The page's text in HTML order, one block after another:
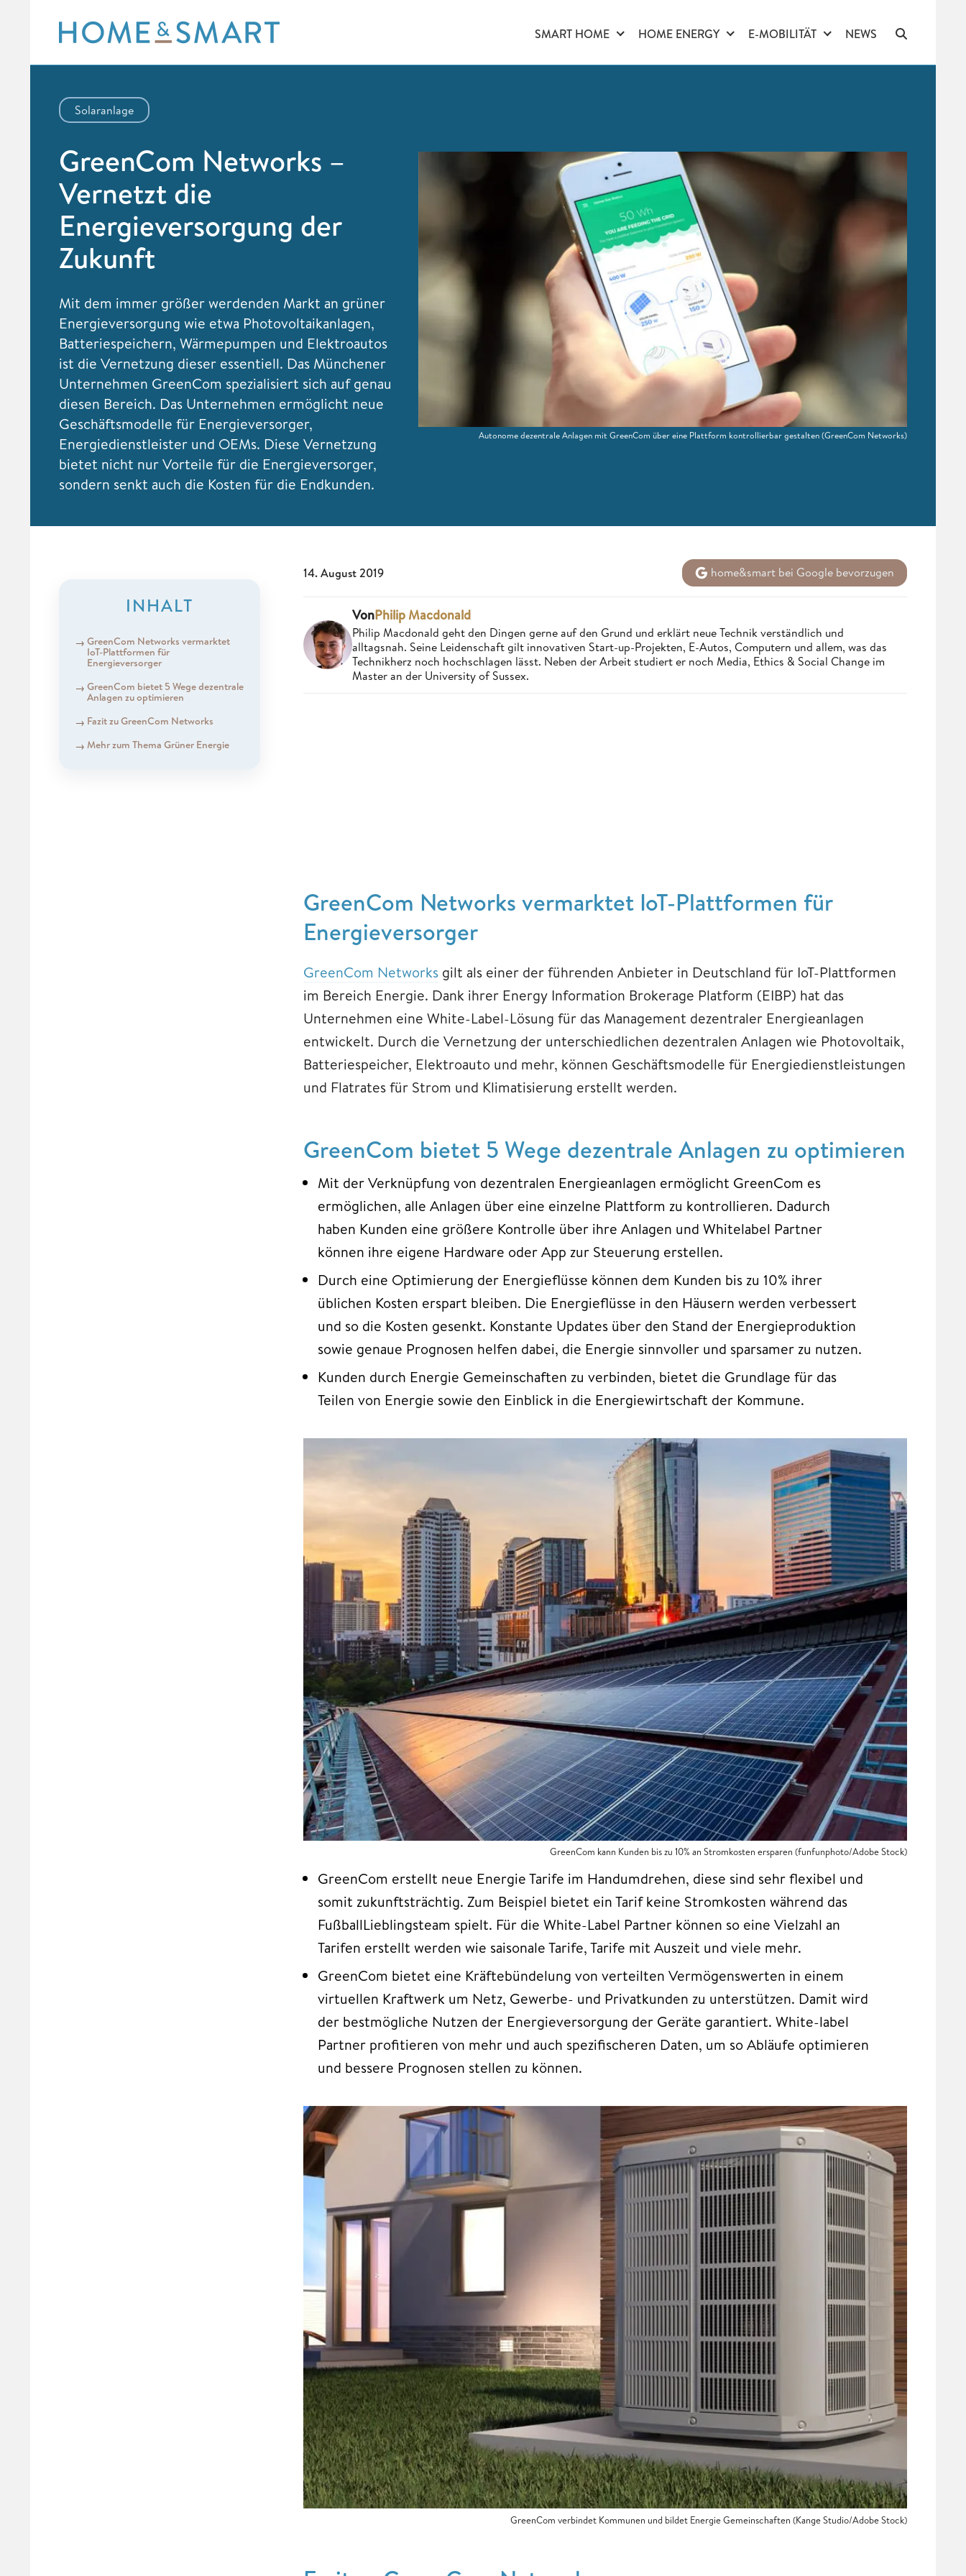
content
SMART HOME HOME ENERGY E-MOBILITÄT NEWS
Solaranlage
GreenCom Networks –
Vernetzt die
Energieversorgung der
Zukunft
Mit dem immer größer werdenden Markt an grüner
Energieversorgung wie etwa Photovoltaikanlagen,
Batteriespeichern, Wärmepumpen und Elektroautos
ist die Vernetzung dieser essentiell. Das Münchener
Unternehmen GreenCom spezialisiert sich auf genau
diesen Bereich. Das Unternehmen ermöglicht neue
Geschäftsmodelle für Energieversorger,
Energiedienstleister und OEMs. Diese Vernetzung
bietet nicht nur Vorteile für die Energieversorger,
sondern senkt auch die Kosten für die Endkunden.
Autonome dezentrale Anlagen mit GreenCom über eine Plattform kontrollierbar gestalten(GreenCom Networks)
INHALT
GreenCom Networks vermarktet
IoT-Plattformen für
Energieversorger
GreenCom bietet 5 Wege dezentrale
Anlagen zu optimieren
Fazit zu GreenCom Networks
Mehr zum Thema Grüner Energie
14. August 2019 home&smart bei Google bevorzugen
VonPhilip Macdonald
Philip Macdonald geht den Dingen gerne auf den Grund und erklärt neue Technik verständlich und
alltagsnah. Seine Leidenschaft gilt innovativen Start-up-Projekten, E-Autos, Computern und allem, was das
Technikherz noch hochschlagen lässt. Neben der Arbeit studiert er noch Media, Ethics & Social Change im
Master an der University of Sussex.
GreenCom Networks vermarktet IoT-Plattformen für
Energieversorger
GreenCom Networks gilt als einer der führenden Anbieter in Deutschland für IoT-Plattformen
im Bereich Energie. Dank ihrer Energy Information Brokerage Platform (EIBP) hat das
Unternehmen eine White-Label-Lösung für das Management dezentraler Energieanlagen
entwickelt. Durch die Vernetzung der unterschiedlichen dezentralen Anlagen wie Photovoltaik,
Batteriespeicher, Elektroauto und mehr, können Geschäftsmodelle für Energiedienstleistungen
und Flatrates für Strom und Klimatisierung erstellt werden.
GreenCom bietet 5 Wege dezentrale Anlagen zu optimieren
Mit der Verknüpfung von dezentralen Energieanlagen ermöglicht GreenCom es
ermöglichen, alle Anlagen über eine einzelne Plattform zu kontrollieren. Dadurch
haben Kunden eine größere Kontrolle über ihre Anlagen und Whitelabel Partner
können ihre eigene Hardware oder App zur Steuerung erstellen.
Durch eine Optimierung der Energieflüsse können dem Kunden bis zu 10% ihrer
üblichen Kosten erspart bleiben. Die Energieflüsse in den Häusern werden verbessert
und so die Kosten gesenkt. Konstante Updates über den Stand der Energieproduktion
sowie genaue Prognosen helfen dabei, die Energie sinnvoller und sparsamer zu nutzen.
Kunden durch Energie Gemeinschaften zu verbinden, bietet die Grundlage für das
Teilen von Energie sowie den Einblick in die Energiewirtschaft der Kommune.
GreenCom kann Kunden bis zu 10% an Stromkosten ersparen (funfunphoto/Adobe Stock)
GreenCom erstellt neue Energie Tarife im Handumdrehen, diese sind sehr flexibel und
somit zukunftsträchtig. Zum Beispiel bietet ein Tarif keine Stromkosten während das
FußballLieblingsteam spielt. Für die White-Label Partner können so eine Vielzahl an
Tarifen erstellt werden wie saisonale Tarife, Tarife mit Auszeit und viele mehr.
GreenCom bietet eine Kräftebündelung von verteilten Vermögenswerten in einem
virtuellen Kraftwerk um Netz, Gewerbe- und Privatkunden zu unterstützen. Damit wird
der bestmögliche Nutzen der Energieversorgung der Geräte garantiert. White-label
Partner profitieren von mehr und auch spezifischeren Daten, um so Abläufe optimieren
und bessere Prognosen stellen zu können.
GreenCom verbindet Kommunen und bildet Energie Gemeinschaften (Kange Studio/Adobe Stock)